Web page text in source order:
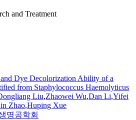
and Treatment
Dye Decolorization Ability of a
from Staphylococcus Haemolyticus
Liu,Zhaowei Wu,Dan Li,Yifei
Zhao,Huping Xue
명공학회